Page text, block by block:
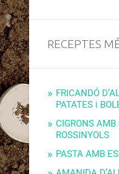
RECEPTES
FRICANDÓ
PATATES i
CIGRONS
ROSSINYOLS
PASTA AMB